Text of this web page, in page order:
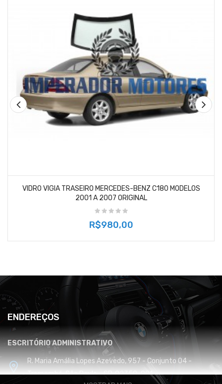
VIDRO VIGIA TRASEIRO MERCEDES-BENZ C180 MODELOS
2001 A 2007 ORIGINAL
R$980,00
ENDEREÇOS
ESCRITÓRIO ADMINISTRATIVO
R. Maria Amália Lopes Azevedo, 957 - Conjunto 04 -
Tremembé, São Paulo - SP, 02350-001